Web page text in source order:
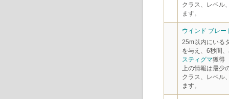
クラス、レベル
ます。
ウインド ブレー
25m以内にいる
を与え、6秒間
スティグマ獲得
上の情報は最少
クラス、レベル
ます。